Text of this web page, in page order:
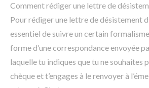
Comment rédiger une lettre de
Pour rédiger une lettre de désistement
essentiel de suivre un certain
forme d’une correspondance envoyée
laquelle tu indiques que tu ne souhaites
chèque et t’engages à le renvoyer à